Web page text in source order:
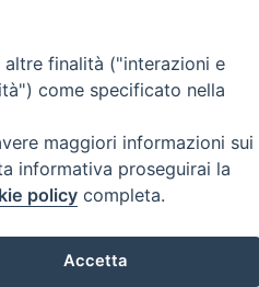
GRAZIE PER IL TUO
Insieme per la
finalità ("interazioni e
come specificato nella
maggiori informazioni sui
informativa proseguirai la
policy completa.
Accetta